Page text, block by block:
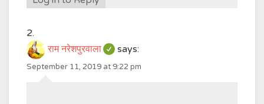
राम नरेशपुरवाला says:
September 11, 2019 at 9:22 pm